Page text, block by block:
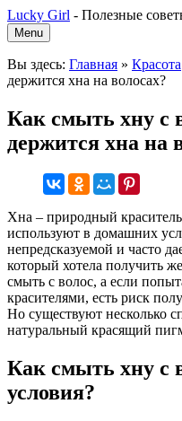
Lucky Girl - Полезные
Menu
Вы здесь: Главная » Красота
держится хна на волосах?
Как смыть хну с
держится хна на
Хна – природный
используют в домашних
непредсказуемой и часто
который хотела получить
смыть с волос, а если
красителями, есть риск
Но существуют несколько
натуральный красящий
Как смыть хну с
условия?